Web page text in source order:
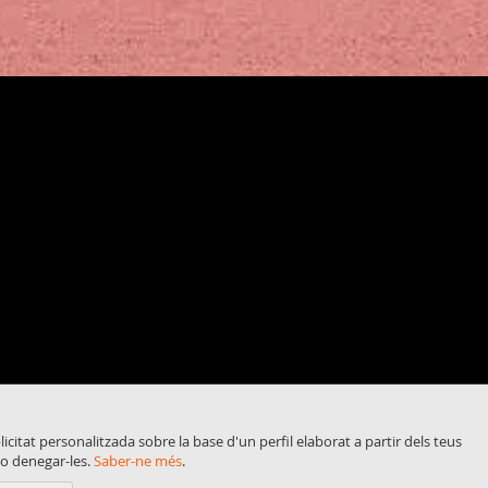
personalitzada sobre la base d'un perfil elaborat a partir dels teus
denegar-les.Saber-ne més.